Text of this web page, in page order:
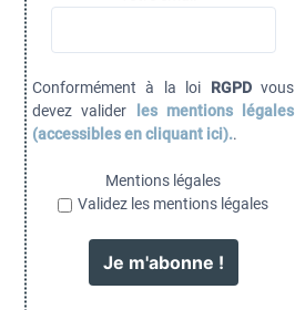
Conformément à la loi RGPDvous
devez valider
les mentions légales
(accessibles en cliquant ici)..
Mentions légales
Validez les mentions légales